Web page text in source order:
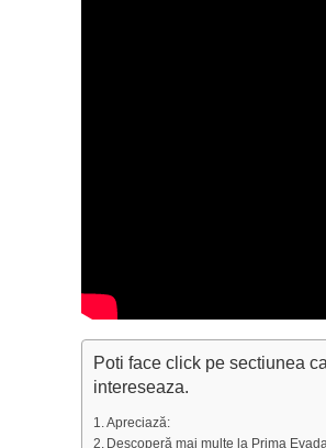
Poti face click pe sectiunea
intereseaza.
Apreciază:
Descoperă mai multe la Prima